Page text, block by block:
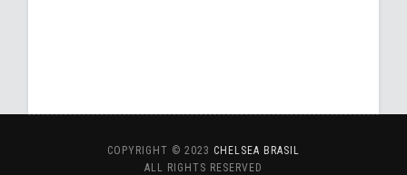
COPYRIGHT © 2023 CHELSEA BRASIL
ALL RIGHTS RESERVED